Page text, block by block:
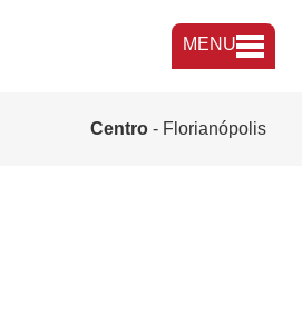
MENU
Centro - Florianópolis